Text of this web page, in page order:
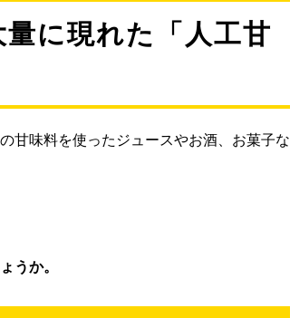
に現れた「人工甘
甘味料を使ったジュースやお酒、お菓子な
ょうか。